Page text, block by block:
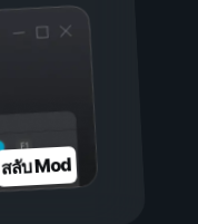
สลับ Mod